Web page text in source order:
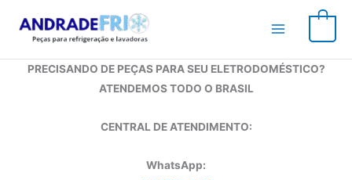
para
conteúdo
PRECISANDO DE PEÇAS PARA SEU ELETRODOMÉSTICO?
ATENDEMOS TODO O BRASIL
CENTRAL DE ATENDIMENTO:
WhatsApp: